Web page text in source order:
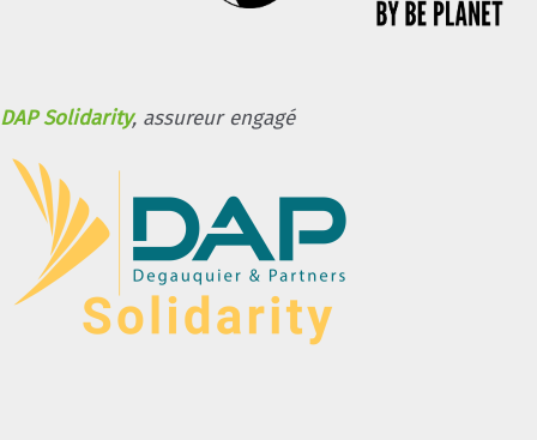
DAP Solidarity, assureur engagé